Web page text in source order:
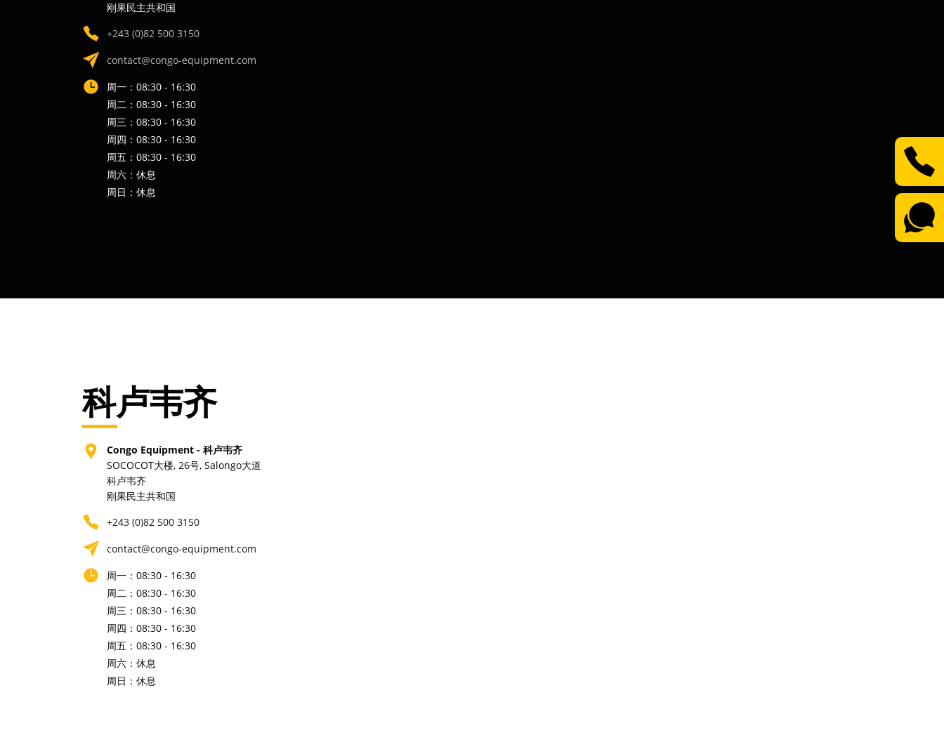
刚果民主共和国
+243 (0)82 500 3150
contact@congo-equipment.com
周一：08:30 - 16:30
周二：08:30 - 16:30
周三：08:30 - 16:30
周四：08:30 - 16:30
周五：08:30 - 16:30
周六：休息
周日：休息
科卢韦齐
Congo Equipment - 科卢韦齐
SOCOCOT大楼, 26号, Salongo大道
科卢韦齐
刚果民主共和国
+243 (0)82 500 3150
contact@congo-equipment.com
周一：08:30 - 16:30
周二：08:30 - 16:30
周三：08:30 - 16:30
周四：08:30 - 16:30
周五：08:30 - 16:30
周六：休息
周日：休息